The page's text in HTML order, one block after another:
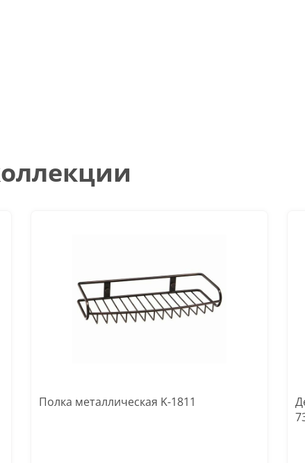
Полка металлическая K-1811